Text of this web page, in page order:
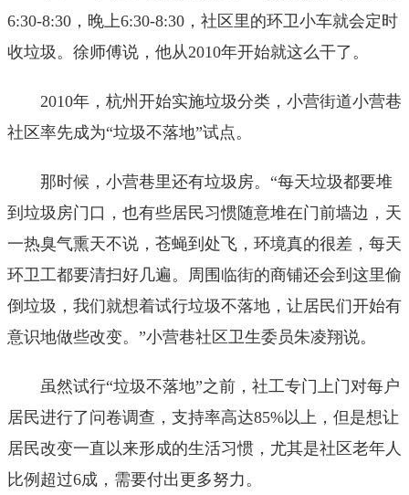
6:30-8:30，晚上6:30-8:30，社区里的环卫小车就会定时
收垃圾。徐师傅说，他从2010年开始就这么干了。
2010年，杭州开始实施垃圾分类，小营街道小营巷
社区率先成为“垃圾不落地”试点。
那时候，小营巷里还有垃圾房。“每天垃圾都要堆
到垃圾房门口，也有些居民习惯随意堆在门前墙边，天
一热臭气熏天不说，苍蝇到处飞，环境真的很差，每天
环卫工都要清扫好几遍。周围临街的商铺还会到这里偷
倒垃圾，我们就想着试行垃圾不落地，让居民们开始有
意识地做些改变。”小营巷社区卫生委员朱凌翔说。
虽然试行“垃圾不落地”之前，社工专门上门对每户
居民进行了问卷调查，支持率高达85%以上，但是想让
居民改变一直以来形成的生活习惯，尤其是社区老年人
比例超过6成，需要付出更多努力。